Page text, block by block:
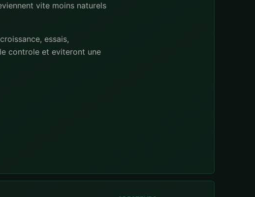
vite moins naturels
essais,
controle et eviteront une